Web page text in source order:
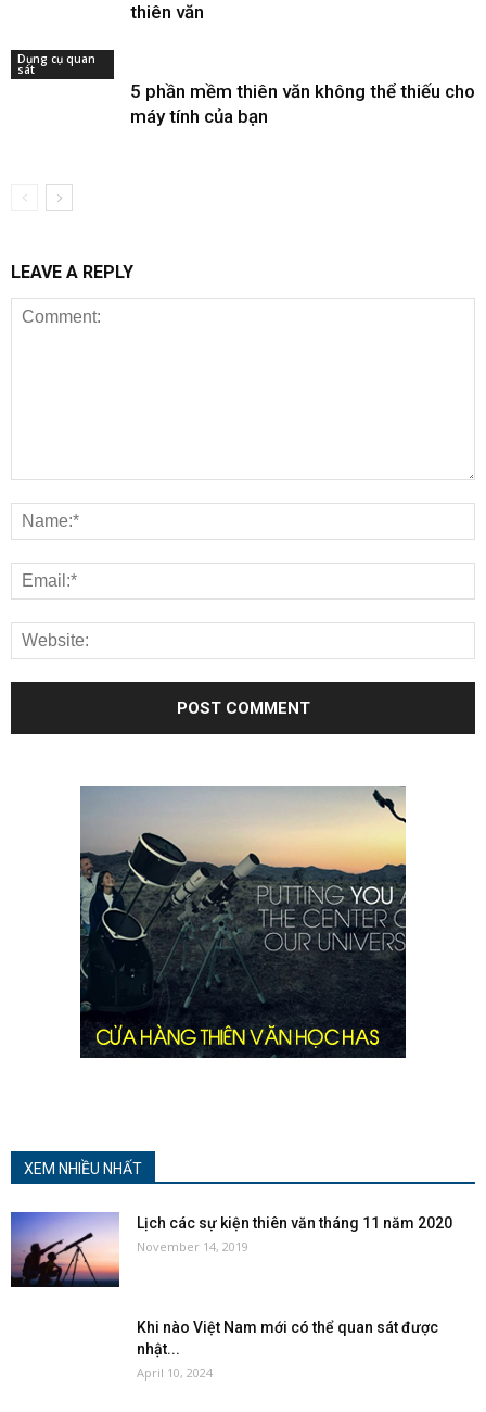
thiên văn
Dụng cụ quan
sát
5 phần mềm thiên văn không thể thiếu cho
máy tính của bạn
LEAVE A REPLY
XEM NHIỀU NHẤT
Lịch các sự kiện thiên văn tháng 11 năm 2020
November 14, 2019
Khi nào Việt Nam mới có thể quan sát được
nhật...
April 10, 2024